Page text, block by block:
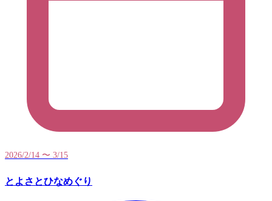
2026/2/14 〜 3/15
とよさとひなめぐり